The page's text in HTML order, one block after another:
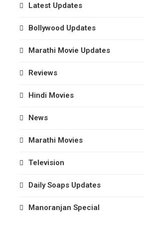
Latest Updates
Bollywood Updates
Marathi Movie Updates
Reviews
Hindi Movies
News
Marathi Movies
Television
Daily Soaps Updates
Manoranjan Special